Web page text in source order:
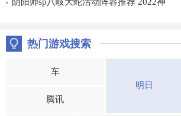
汇
阴阳师sp八岐大蛇活动阵容推荐 2022神
热门游戏搜索
车
腾讯
明日